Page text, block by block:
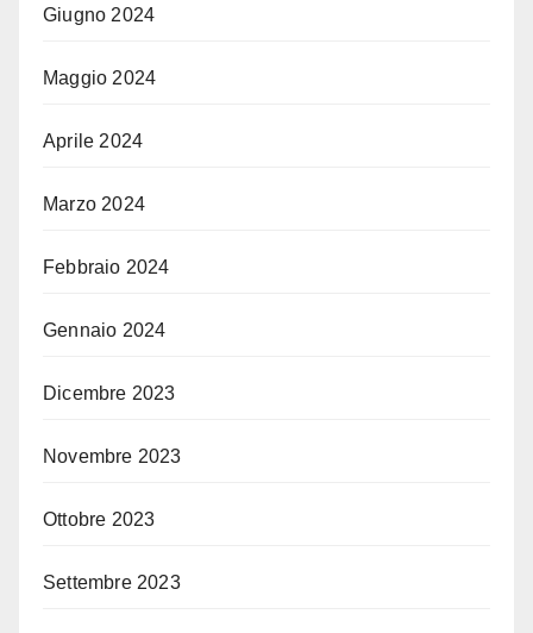
Giugno 2024
Maggio 2024
Aprile 2024
Marzo 2024
Febbraio 2024
Gennaio 2024
Dicembre 2023
Novembre 2023
Ottobre 2023
Settembre 2023